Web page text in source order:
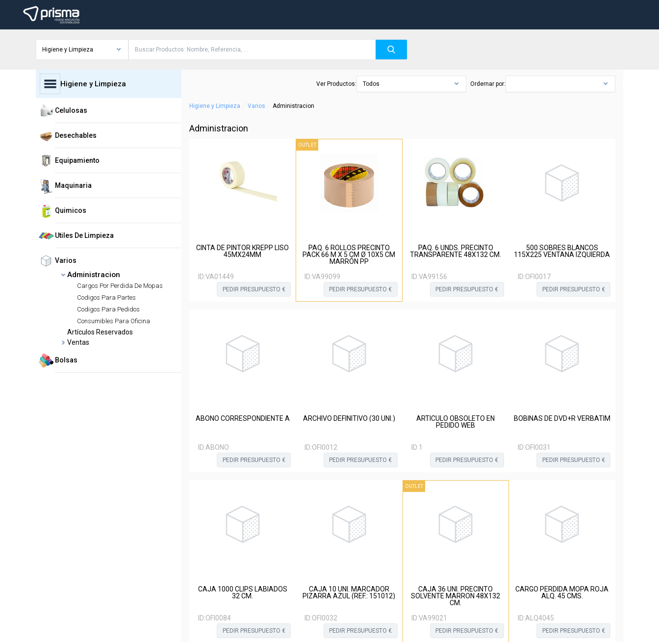
Higiene y Limpieza
Higiene y Limpieza
Celulosas
Desechables
Equipamiento
Maquinaria
Quimicos
Utiles De Limpieza
Varios
Administracion
Cargos Por Perdida De Mopas
Codigos Para Partes
Codigos Para Pedidos
Consumibles Para Oficina
Artículos Reservados
Ventas
Bolsas
Ver Productos: Todos Ordernar por:
Higiene y Limpieza Varios Administracion
Administracion
CINTA DE PINTOR KREPP LISO
45MX24MM
ID:VA01449
PEDIR PRESUPUESTO €
OUTLET
PAQ. 6 ROLLOS PRECINTO
PACK 66 M X 5 CM Ø 10X5 CM
MARRÓN PP
ID:VA99099
PEDIR PRESUPUESTO €
PAQ. 6 UNDS. PRECINTO
TRANSPARENTE 48X132 CM.
ID:VA99156
PEDIR PRESUPUESTO €
500 SOBRES BLANCOS
115X225 VENTANA IZQUIERDA
ID:OFI0017
PEDIR PRESUPUESTO €
ABONO CORRESPONDIENTE A
ID:ABONO
PEDIR PRESUPUESTO €
ARCHIVO DEFINITIVO (30 UNI.)
ID:OFI0012
PEDIR PRESUPUESTO €
ARTICULO OBSOLETO EN
PEDIDO WEB
ID:1
PEDIR PRESUPUESTO €
BOBINAS DE DVD+R VERBATIM
ID:OFI0031
PEDIR PRESUPUESTO €
CAJA 1000 CLIPS LABIADOS
32 CM.
ID:OFI0084
PEDIR PRESUPUESTO €
CAJA 10 UNI. MARCADOR
PIZARRA AZUL (REF.: 151012)
ID:OFI0032
PEDIR PRESUPUESTO €
OUTLET
CAJA 36 UNI. PRECINTO
SOLVENTE MARRON 48X132
CM.
ID:VA99021
PEDIR PRESUPUESTO €
CARGO PERDIDA MOPA ROJA
ALQ. 45 CMS.
ID:ALQ4045
PEDIR PRESUPUESTO €